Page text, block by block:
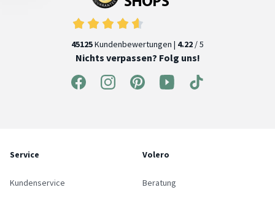
45125Kundenbewertungen | 4.22 / 5
Nichts verpassen? Folg uns!
Service
Kundenservice
Volero
Beratung